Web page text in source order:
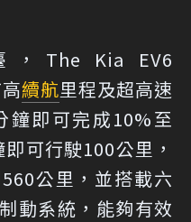
，The Kia EV6
續航里程及超高速
鐘即可完成10%至
可行駛100公里，
公里，並搭載六
動系統，能夠有效